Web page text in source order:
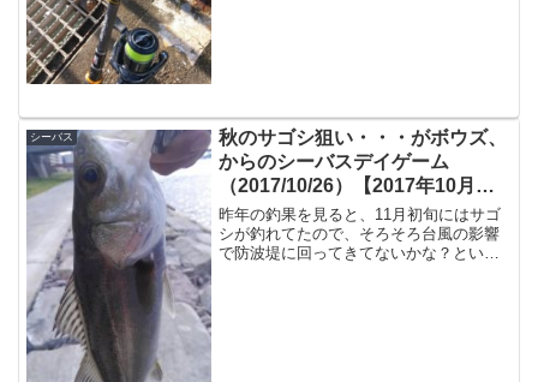
シーバス
秋のサゴシ狙い・・・がボウズ、
からのシーバスデイゲーム
（2017/10/26）【2017年10月釣
行】
昨年の釣果を見ると、11月初旬にはサゴ
シが釣れてたので、そろそろ台風の影響
で防波堤に回ってきてないかな？という